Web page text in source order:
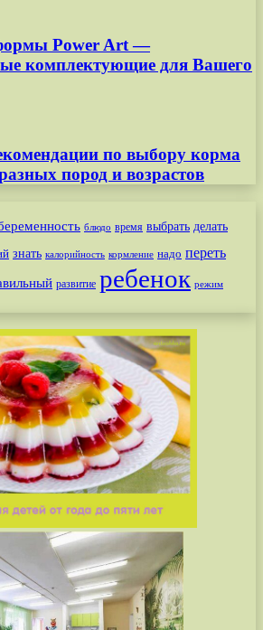
Power Art —
комплектующие для Вашего
по выбору корма
пород и возрастов
блюдо время выбрать делать
знать калорийность кормление надо переть
развитие ребенок режим